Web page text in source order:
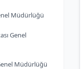
Müdürlüğü
Genel
Müdürlüğü